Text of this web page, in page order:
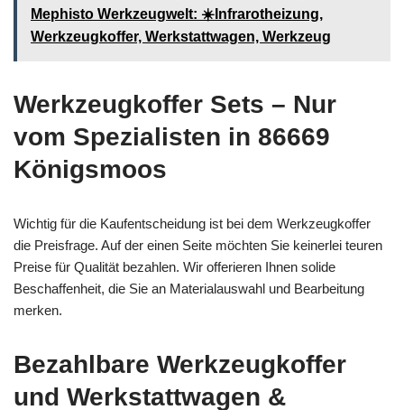
Mephisto Werkzeugwelt: ☀️Infrarotheizung,
Werkzeugkoffer, Werkstattwagen, Werkzeug
Werkzeugkoffer Sets – Nur
vom Spezialisten in 86669
Königsmoos
Wichtig für die Kaufentscheidung ist bei dem Werkzeugkoffer
die Preisfrage. Auf der einen Seite möchten Sie keinerlei teuren
Preise für Qualität bezahlen. Wir offerieren Ihnen solide
Beschaffenheit, die Sie an Materialauswahl und Bearbeitung
merken.
Bezahlbare Werkzeugkoffer
und Werkstattwagen &